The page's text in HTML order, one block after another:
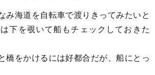
み海道を自転車で渡りきってみたいと
下を覗いて船もチェックしておきた
橋をかけるには好都合だが、船にとっ